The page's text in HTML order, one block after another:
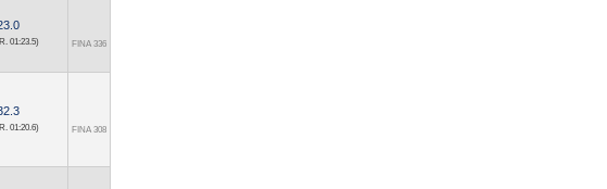
01:23.5) FINA 336
01:20.6) FINA 308